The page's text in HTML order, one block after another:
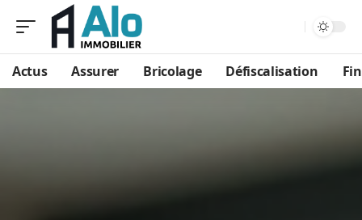
Actus Assurer Bricolage Défiscalisation